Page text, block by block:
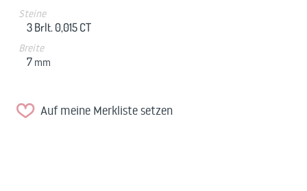
Steine
3 Brlt. 0,015 CT
Breite
7 mm
Auf meine Merkliste setzen